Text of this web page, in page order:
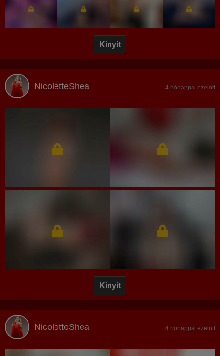
Kinyit
NicoletteShea 4 hónappal ezelőtt
Kinyit
NicoletteShea 4 hónappal ezelőtt